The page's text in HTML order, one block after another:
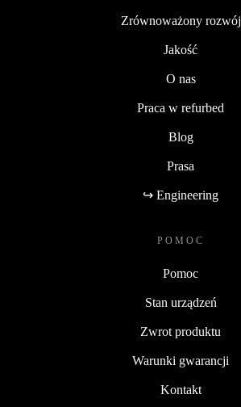
Zrównoważony rozwój
Jakość
O nas
Praca w refurbed
Blog
Prasa
↪ Engineering
POMOC
Pomoc
Stan urządzeń
Zwrot produktu
Warunki gwarancji
Kontakt